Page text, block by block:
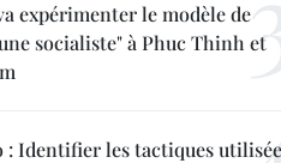
expérimenter le modèle de
socialiste" à Phuc Thinh et
: Identifier les tactiques